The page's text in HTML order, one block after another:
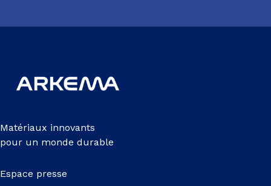
Matériaux innovants
pour un monde durable
Espace presse